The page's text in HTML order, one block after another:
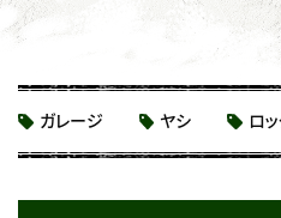
ガレージ ヤシ ロ